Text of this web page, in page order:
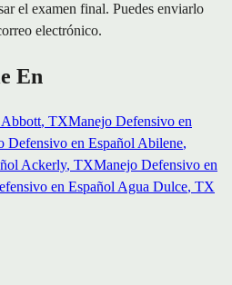
el examen final. Puedes enviarlo
electrónico.
En
Abbott, TXManejo Defensivo en
Defensivo en Español Abilene,
Ackerly, TXManejo Defensivo en
en Español Agua Dulce, TX